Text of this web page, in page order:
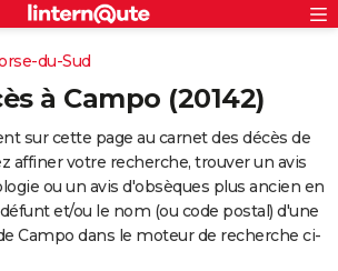
S'inscrire
Connexion
du-Sud
à Campo (20142)
sur cette page au carnet des décès de
affiner votre recherche, trouver un avis
ou un avis d'obsèques plus ancien en
et/ou le nom (ou code postal) d'une
Campo dans le moteur de recherche ci-